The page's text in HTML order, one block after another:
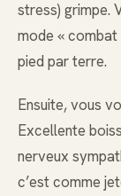
stress) grimpe.
mode « combat
pied par terre.
Ensuite, vous
Excellente
nerveux
c’est comme